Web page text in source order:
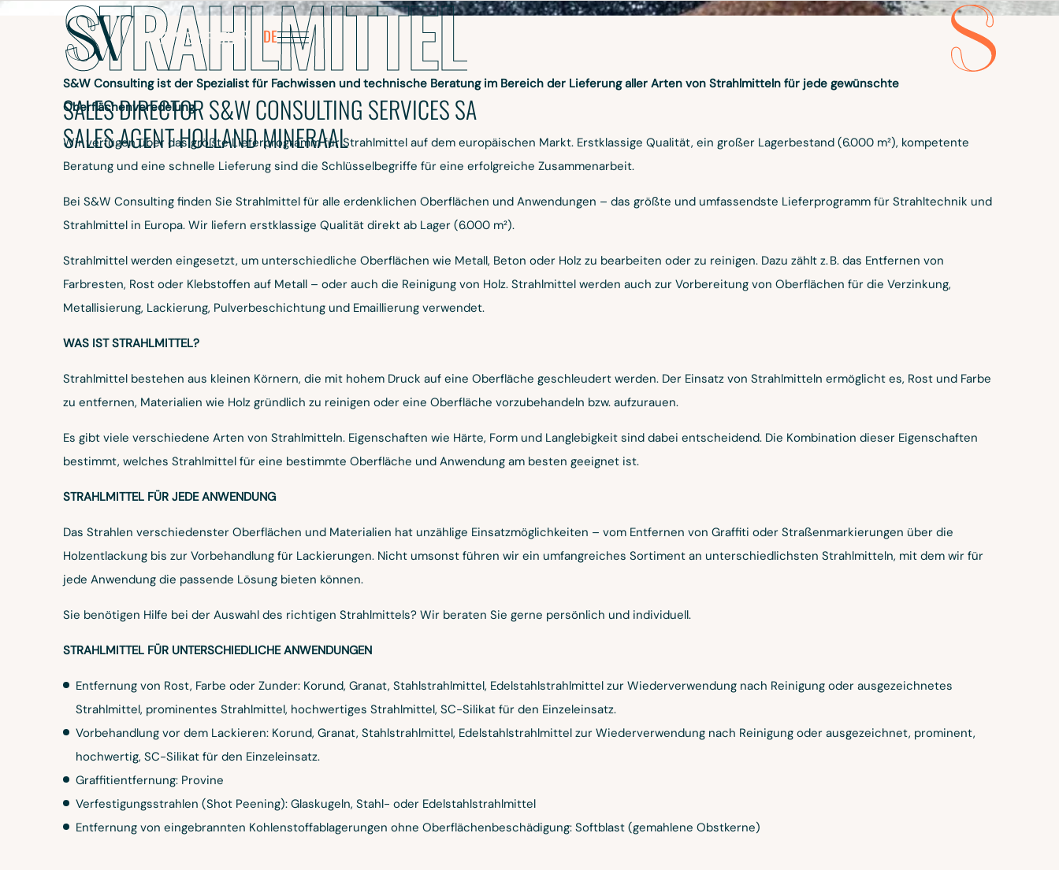
DAVID SIEBERATH FR DE
SIEBERATH
CONSULTING SERVICES SA
MINERAAL
CLAUDIA
COACH, TRAINERIN
STRAHLMITTEL
SALES DIRECTOR S&W CONSULTING SERVICES SA
SALES AGENT HOLLAND MINERAAL
S&W Consulting ist der Spezialist für Fachwissen und technische Beratung im Bereich der Lieferung aller Arten von Strahlmitteln für jede gewünschte
Oberflächenveredelung.
Wir verfügen über das größte Lieferprogramm für Strahlmittel auf dem europäischen Markt. Erstklassige Qualität, ein großer Lagerbestand (6.000 m²), kompetente
Beratung und eine schnelle Lieferung sind die Schlüsselbegriffe für eine erfolgreiche Zusammenarbeit.
Bei S&W Consulting finden Sie Strahlmittel für alle erdenklichen Oberflächen und Anwendungen – das größte und umfassendste Lieferprogramm für Strahltechnik und
Strahlmittel in Europa. Wir liefern erstklassige Qualität direkt ab Lager (6.000 m²).
Strahlmittel werden eingesetzt, um unterschiedliche Oberflächen wie Metall, Beton oder Holz zu bearbeiten oder zu reinigen. Dazu zählt z. B. das Entfernen von
Farbresten, Rost oder Klebstoffen auf Metall – oder auch die Reinigung von Holz. Strahlmittel werden auch zur Vorbereitung von Oberflächen für die Verzinkung,
Metallisierung, Lackierung, Pulverbeschichtung und Emaillierung verwendet.
WAS IST STRAHLMITTEL?
Strahlmittel bestehen aus kleinen Körnern, die mit hohem Druck auf eine Oberfläche geschleudert werden. Der Einsatz von Strahlmitteln ermöglicht es, Rost und Farbe
zu entfernen, Materialien wie Holz gründlich zu reinigen oder eine Oberfläche vorzubehandeln bzw. aufzurauen.
Es gibt viele verschiedene Arten von Strahlmitteln. Eigenschaften wie Härte, Form und Langlebigkeit sind dabei entscheidend. Die Kombination dieser Eigenschaften
bestimmt, welches Strahlmittel für eine bestimmte Oberfläche und Anwendung am besten geeignet ist.
STRAHLMITTEL FÜR JEDE ANWENDUNG
Das Strahlen verschiedenster Oberflächen und Materialien hat unzählige Einsatzmöglichkeiten – vom Entfernen von Graffiti oder Straßenmarkierungen über die
Holzentlackung bis zur Vorbehandlung für Lackierungen. Nicht umsonst führen wir ein umfangreiches Sortiment an unterschiedlichsten Strahlmitteln, mit dem wir für
jede Anwendung die passende Lösung bieten können.
Sie benötigen Hilfe bei der Auswahl des richtigen Strahlmittels? Wir beraten Sie gerne persönlich und individuell.
STRAHLMITTEL FÜR UNTERSCHIEDLICHE ANWENDUNGEN
Entfernung von Rost, Farbe oder Zunder: Korund, Granat, Stahlstrahlmittel, Edelstahlstrahlmittel zur Wiederverwendung nach Reinigung oder ausgezeichnetes
Strahlmittel, prominentes Strahlmittel, hochwertiges Strahlmittel, SC-Silikat für den Einzeleinsatz.
Vorbehandlung vor dem Lackieren: Korund, Granat, Stahlstrahlmittel, Edelstahlstrahlmittel zur Wiederverwendung nach Reinigung oder ausgezeichnet, prominent,
hochwertig, SC-Silikat für den Einzeleinsatz.
Graffitientfernung: Provine
Verfestigungsstrahlen (Shot Peening): Glaskugeln, Stahl- oder Edelstahlstrahlmittel
Entfernung von eingebrannten Kohlenstoffablagerungen ohne Oberflächenbeschädigung: Softblast (gemahlene Obstkerne)